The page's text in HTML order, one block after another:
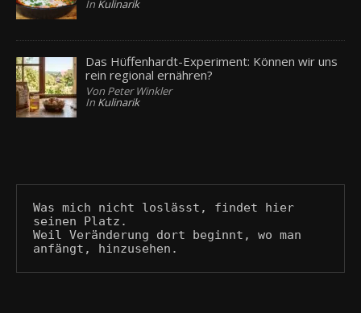
In Kulinarik
Das Hüffenhardt-Experiment: Können wir uns
rein regional ernähren?
Von Peter Winkler
In Kulinarik
Was mich nicht loslässt, findet hier
seinen Platz.
Weil Veränderung dort beginnt, wo man
anfängt, hinzusehen.